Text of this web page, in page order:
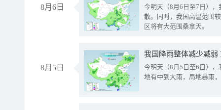
8月6日
今明天（8月6日至7日）
散。同时，我国高温范围
区将有大范围桑拿天。
8月5日
我国降雨整体减少减弱
今明天（8月5日至6日）
地有中到大雨，局地暴雨